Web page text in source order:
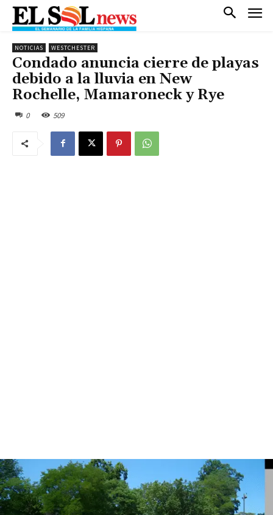
NOTICIAS WESTCHESTER
Condado anuncia cierre de playas
debido a la lluvia en New
Rochelle, Mamaroneck y Rye
0 509